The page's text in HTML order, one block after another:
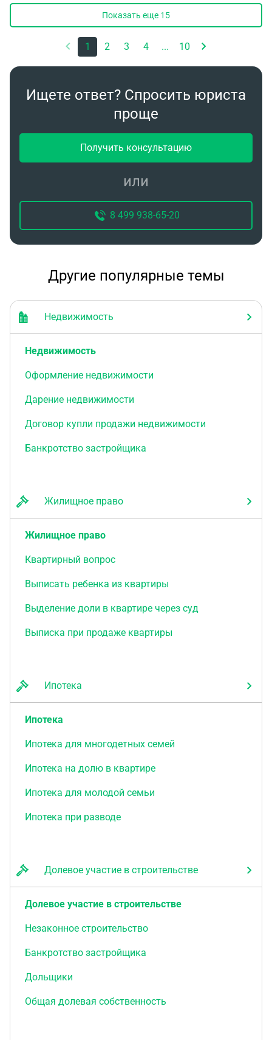
Спасибо
Показать еще 15
1 2 3 4 ... 10
Ищете ответ? Спросить юриста
проще
Получить консультацию
или
8 499 938-65-20
Другие популярные темы
Недвижимость
Недвижимость
Оформление недвижимости
Дарение недвижимости
Договор купли продажи недвижимости
Банкротство застройщика
Жилищное право
Жилищное право
Квартирный вопрос
Выписать ребенка из квартиры
Выделение доли в квартире через суд
Выписка при продаже квартиры
Ипотека
Ипотека
Ипотека для многодетных семей
Ипотека на долю в квартире
Ипотека для молодой семьи
Ипотека при разводе
Долевое участие в строительстве
Долевое участие в строительстве
Незаконное строительство
Банкротство застройщика
Дольщики
Общая долевая собственность